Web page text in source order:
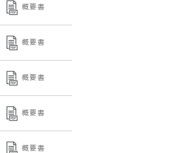
概要書
概要書
概要書
概要書
概要書